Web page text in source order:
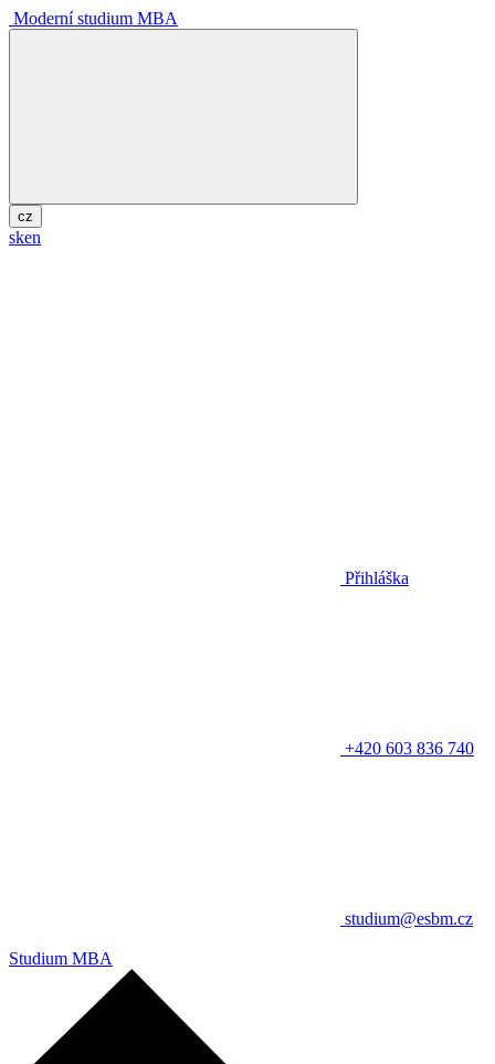
Moderní studium MBA
cz
sken
Přihláška
+420 603 836 740
studium@esbm.cz
Studium MBA